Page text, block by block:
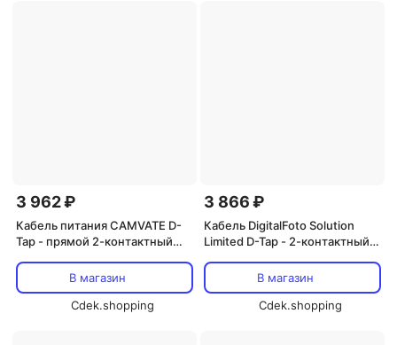
3 962 ₽
Кабель питания CAMVATE D-
Tap - прямой 2-контактный
Type для RED KOMODO (49,2
дюйма)
В магазин
Cdek.shopping
3 866 ₽
Кабель DigitalFoto Solution
Limited D-Tap - 2-контактный
6K/4K (прямой)
В магазин
Cdek.shopping